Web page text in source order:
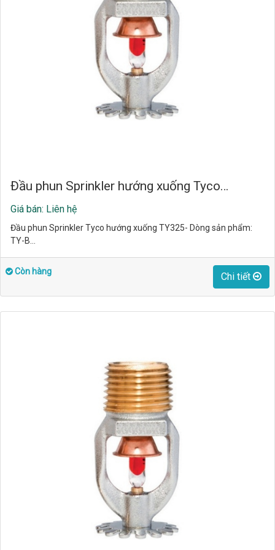
Đầu phun Sprinkler hướng xuống Tyco…
Giá bán: Liên hệ
Đầu phun Sprinkler Tyco hướng xuống TY325- Dòng sản phẩm:
TY-B…
Còn hàng Chi tiết